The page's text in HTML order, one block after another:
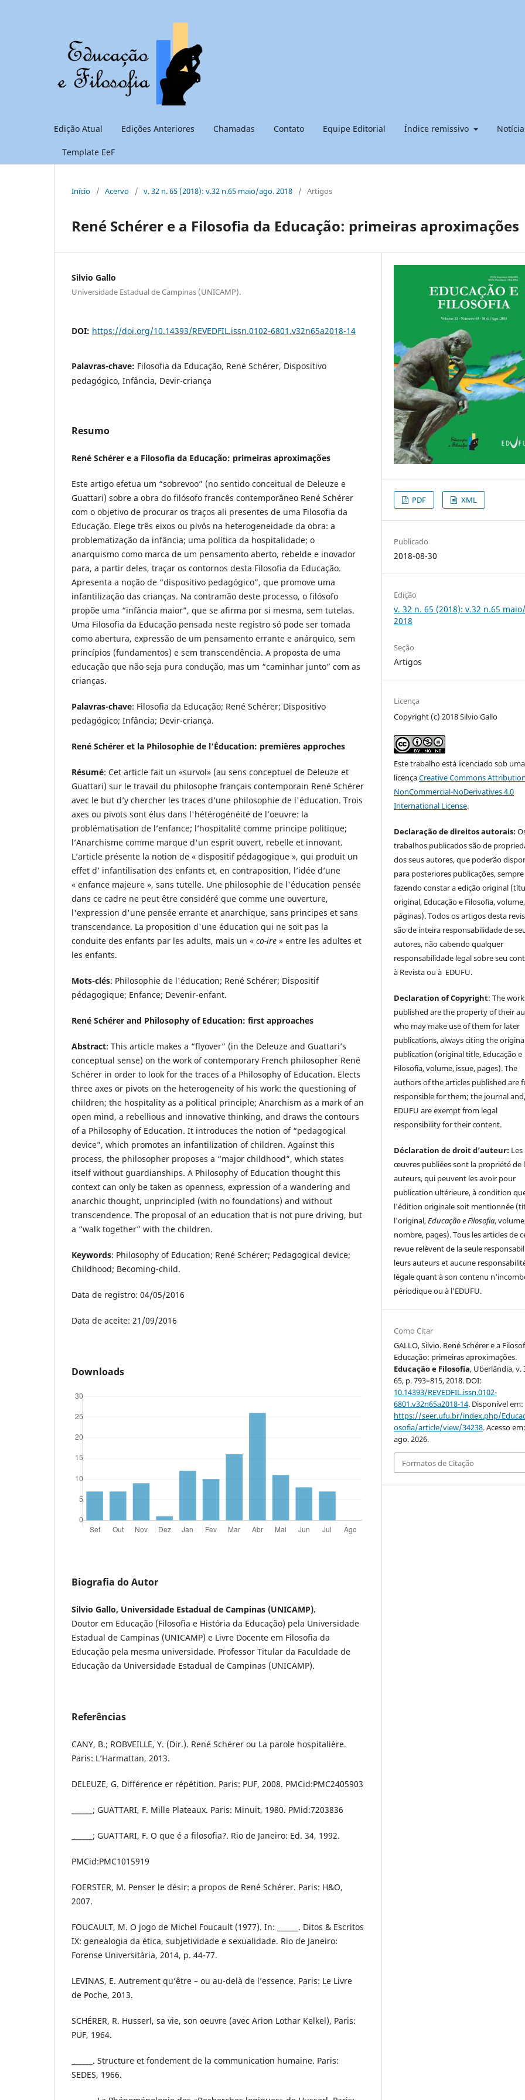
Edição Atual Edições Anteriores Chamadas Contato Equipe Editorial Índice remissivo
Template EeF
Início / Acervo / v. 32 n. 65 (2018): v.32 n.65 maio/ago. 2018 / Artigos
René Schérer e a Filosofia da Educação: primeiras aproximações
Silvio Gallo
Universidade Estadual de Campinas (UNICAMP).
DOI: https://doi.org/10.14393/REVEDFIL.issn.0102-6801.v32n65a2018-14
Palavras-chave: Filosofia da Educação, René Schérer, Dispositivo
pedagógico, Infância, Devir-criança
Resumo
René Schérer e a Filosofia da Educação: primeiras aproximações
Este artigo efetua um “sobrevoo” (no sentido conceitual de Deleuze e
Guattari) sobre a obra do filósofo francês contemporâneo René Schérer
com o objetivo de procurar os traços ali presentes de uma Filosofia da
Educação. Elege três eixos ou pivôs na heterogeneidade da obra: a
problematização da infância; uma política da hospitalidade; o
anarquismo como marca de um pensamento aberto, rebelde e inovador
para, a partir deles, traçar os contornos desta Filosofia da Educação.
Apresenta a noção de “dispositivo pedagógico”, que promove uma
infantilização das crianças. Na contramão deste processo, o filósofo
propõe uma “infância maior”, que se afirma por si mesma, sem tutelas.
Uma Filosofia da Educação pensada neste registro só pode ser tomada
como abertura, expressão de um pensamento errante e anárquico, sem
princípios (fundamentos) e sem transcendência. A proposta de uma
educação que não seja pura condução, mas um “caminhar junto” com as
crianças.
Palavras-chave: Filosofia da Educação; René Schérer; Dispositivo
pedagógico; Infância; Devir-criança.
René Schérer et la Philosophie de l'Éducation: premières approches
Résumé: Cet article fait un «survol» (au sens conceptuel de Deleuze et
Guattari) sur le travail du philosophe français contemporain René Schérer
avec le but d’y chercher les traces d’une philosophie de l'éducation. Trois
axes ou pivots sont élus dans l'hétérogénéité de l’oeuvre: la
problématisation de l’enfance; l’hospitalité comme principe politique;
l’Anarchisme comme marque d'un esprit ouvert, rebelle et innovant.
L’article présente la notion de « dispositif pédagogique », qui produit un
effet d’ infantilisation des enfants et, en contraposition, l’idée d’une
« enfance majeure », sans tutelle. Une philosophie de l'éducation pensée
dans ce cadre ne peut être considéré que comme une ouverture,
l'expression d'une pensée errante et anarchique, sans principes et sans
transcendance. La proposition d'une éducation qui ne soit pas la
conduite des enfants par les adults, mais un « co-ire » entre les adultes et
les enfants.
Mots-clés: Philosophie de l'éducation; René Schérer; Dispositif
pédagogique; Enfance; Devenir-enfant.
René Schérer and Philosophy of Education: first approaches
Abstract: This article makes a “flyover” (in the Deleuze and Guattari’s
conceptual sense) on the work of contemporary French philosopher René
Schérer in order to look for the traces of a Philosophy of Education. Elects
three axes or pivots on the heterogeneity of his work: the questioning of
children; the hospitality as a political principle; Anarchism as a mark of an
open mind, a rebellious and innovative thinking, and draws the contours
of a Philosophy of Education. It introduces the notion of “pedagogical
device”, which promotes an infantilization of children. Against this
process, the philosopher proposes a “major childhood”, which states
itself without guardianships. A Philosophy of Education thought this
context can only be taken as openness, expression of a wandering and
anarchic thought, unprincipled (with no foundations) and without
transcendence. The proposal of an education that is not pure driving, but
a “walk together” with the children.
Keywords: Philosophy of Education; René Schérer; Pedagogical device;
Childhood; Becoming-child.
Data de registro: 04/05/2016
Data de aceite: 21/09/2016
Downloads
Biografia do Autor
Silvio Gallo, Universidade Estadual de Campinas (UNICAMP).
Doutor em Educação (Filosofia e História da Educação) pela Universidade
Estadual de Campinas (UNICAMP) e Livre Docente em Filosofia da
Educação pela mesma universidade. Professor Titular da Faculdade de
Educação da Universidade Estadual de Campinas (UNICAMP).
Referências
CANY, B.; ROBVEILLE, Y. (Dir.). René Schérer ou La parole hospitalière.
Paris: L’Harmattan, 2013.
DELEUZE, G. Différence er répétition. Paris: PUF, 2008. PMCid:PMC2405903
______; GUATTARI, F. Mille Plateaux. Paris: Minuit, 1980. PMid:7203836
______; GUATTARI, F. O que é a filosofia?. Rio de Janeiro: Ed. 34, 1992.
PMCid:PMC1015919
FOERSTER, M. Penser le désir: a propos de René Schérer. Paris: H&O,
2007.
FOUCAULT, M. O jogo de Michel Foucault (1977). In: ______. Ditos & Escritos
IX: genealogia da ética, subjetividade e sexualidade. Rio de Janeiro:
Forense Universitária, 2014, p. 44-77.
LEVINAS, E. Autrement qu’être – ou au-delà de l’essence. Paris: Le Livre
de Poche, 2013.
SCHÉRER, R. Husserl, sa vie, son oeuvre (avec Arion Lothar Kelkel), Paris:
PUF, 1964.
______. Structure et fondement de la communication humaine. Paris:
SEDES, 1966.
PDF XML
Publicado
2018-08-30
Edição
v. 32 n. 65 (2018): v.32 n.65
2018
Seção
Artigos
Licença
Copyright (c) 2018 Silvio Gallo
Este trabalho está licenciado sob uma
licençaCreative Commons
NonCommercial-NoDerivatives 4.0
International License.
Declaração de direitos autorais:
trabalhos publicados são de
dos seus autores, que poderão
para posteriores publicações, sempre
fazendo constar a edição original
original, Educação e Filosofia,
páginas). Todos os artigos desta
são de inteira responsabilidade de
autores, não cabendo qualquer
responsabilidade legal sobre seu
à Revista ou à EDUFU.
Declaration of Copyright: The
published are the property of their
who may make use of them for later
publications, always citing the
publication (original title, Educação e
Filosofia, volume, issue, pages). The
authors of the articles published are
responsible for them; the journal
EDUFU are exempt from legal
responsibility for their content.
Déclaration de droit d’auteur: Les
œuvres publiées sont la propriété de
auteurs, qui peuvent les avoir pour
publication ultérieure, à condition
l'édition originale soit mentionnée
l'original,Educação e Filosofia,
nombre, pages). Tous les articles de
revue relèvent de la seule
leurs auteurs et aucune
légale quant à son contenu
périodique ou à l’EDUFU.
Como Citar
GALLO, Silvio. René Schérer e a
Educação: primeiras aproximações.
Educação e Filosofia, Uberlândia, v.
65, p. 793–815, 2018. DOI:
10.14393/REVEDFIL.issn.0102-
6801.v32n65a2018-14. Disponível em:
https://seer.ufu.br/index.php/
osofia/article/view/34238. Acesso
ago. 2026.
Formatos de Citação